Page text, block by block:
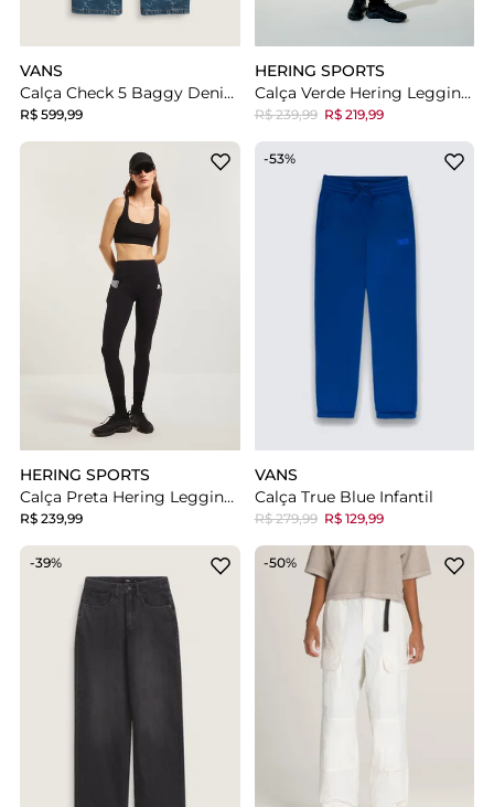
VANS
Calça Check 5 Baggy Denim Vintage Indigo
R$ 599,99
HERING SPORTS
Calça Verde Hering Legging Esportiva Corte A Laser
R$ 239,99 R$ 219,99
HERING SPORTS
Calça Preta Hering Legging Esportiva Corte A Laser
R$ 239,99
-53%
VANS
Calça True Blue Infantil
R$ 279,99 R$ 129,99
-39% -50%